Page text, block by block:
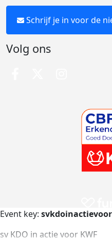
Schrijf je in voor de
Volg ons
Event key:
sv KDO in actie voor KWF